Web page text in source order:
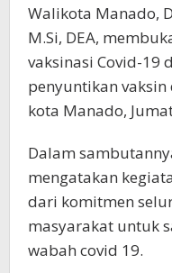
Walikota Manado,
M.Si, DEA,
vaksinasi Covid-19
penyuntikan vaksin
kota Manado,
Dalam
mengatakan
dari komitmen
masyarakat untuk
wabah covid 19.